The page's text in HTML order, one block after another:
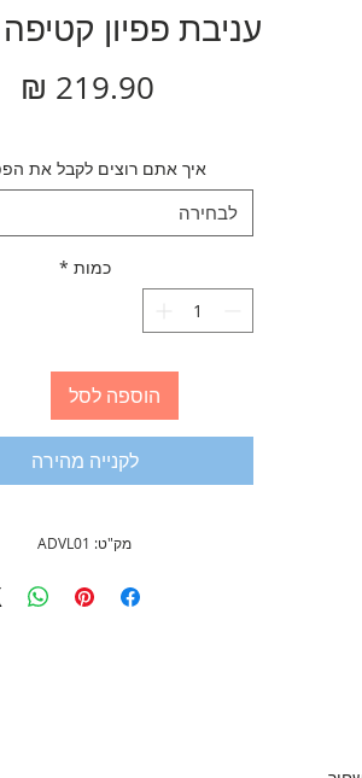
עניבת פפיון
איך אתם רוצים לקבל את
לבחירה
כמות *
הוספה לסל
לקנייה מהירה
מק"ט: ADVL01